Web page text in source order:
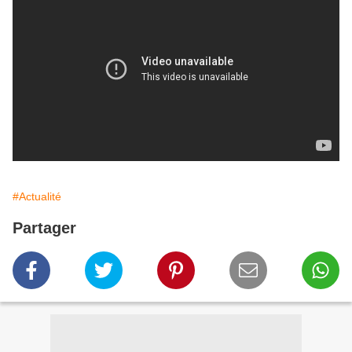
#Actualité
Partager